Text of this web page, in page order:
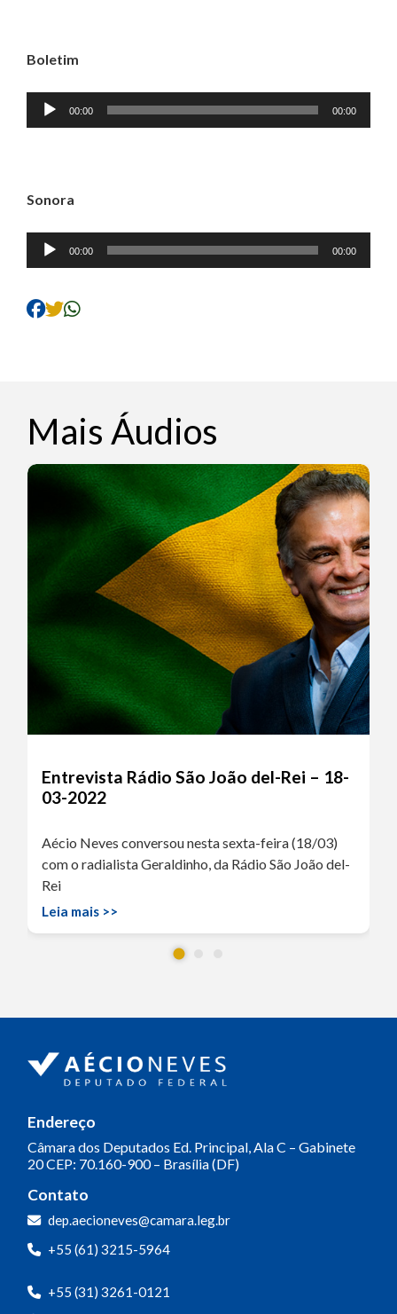
Boletim
Tocador
de
00:00 00:00
Sonora
Tocador
de
00:00 00:00
Mais Áudios
Entrevista Rádio São João del-Rei – 18-
03-2022
Aécio Neves conversou nesta sexta-feira (18/03)
com o radialista Geraldinho, da Rádio São João del-
Rei
Leia mais >>
Endereço
Câmara dos Deputados Ed. Principal, Ala C – Gabinete
20CEP: 70.160-900 – Brasília (DF)
Contato
dep.aecioneves@camara.leg.br
+55 (61) 3215-5964
+55 (31) 3261-0121